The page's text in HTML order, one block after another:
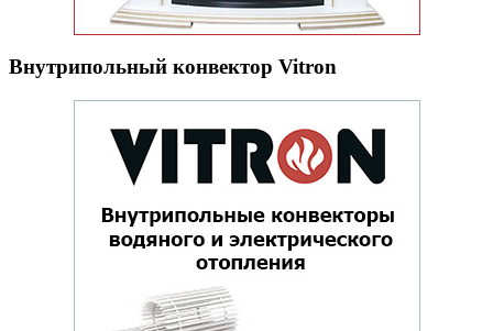
Внутрипольный конвектор Vitron